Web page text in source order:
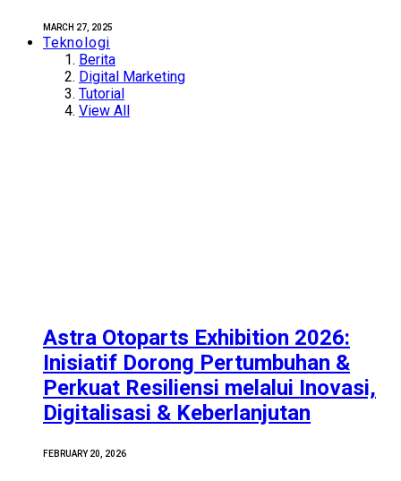
MARCH 27, 2025
Teknologi
Berita
Digital Marketing
Tutorial
View All
Astra Otoparts Exhibition 2026:
Inisiatif Dorong Pertumbuhan &
Perkuat Resiliensi melalui Inovasi,
Digitalisasi & Keberlanjutan
FEBRUARY 20, 2026